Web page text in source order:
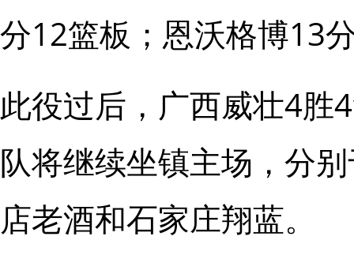
分12篮板；恩沃格博13
此役过后，广西威壮4胜
队将继续坐镇主场，分
店老酒和石家庄翔蓝。